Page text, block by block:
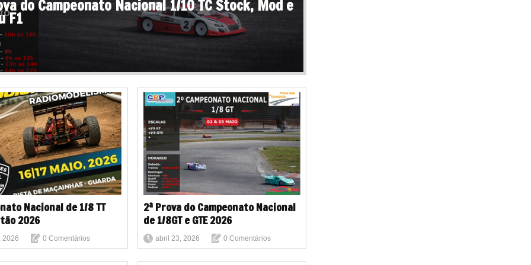
do Campeonato Nacional 1/10 TC Stock, Mod e
F1
Nacional de 1/8 TT
2026
2026 0 Comentários
2ª Prova do Campeonato Nacional
de 1/8GT e GTE 2026
abril 23, 2026 0 Comentários